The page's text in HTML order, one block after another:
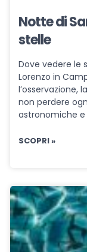
Notte di
stelle
Dove vedere le
Lorenzo in
l’osservazione,
non perdere
astronomiche
SCOPRI »